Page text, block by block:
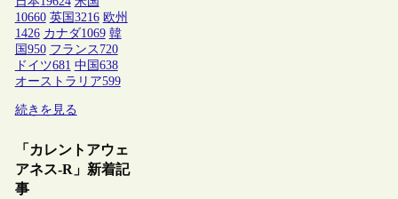
10660 英国 3216 欧州
1426 カナダ1069 韓
国 950 フランス 720
ドイツ681 中国 638
オーストラリア599
続きを見る
「カレントアウェ
アネス-R」新着記
事